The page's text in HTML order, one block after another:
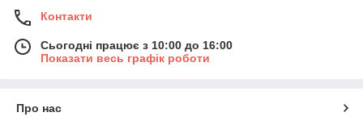
Контакти
Сьогодні працює з 10:00 до 16:00
Показати весь графік роботи
Про нас